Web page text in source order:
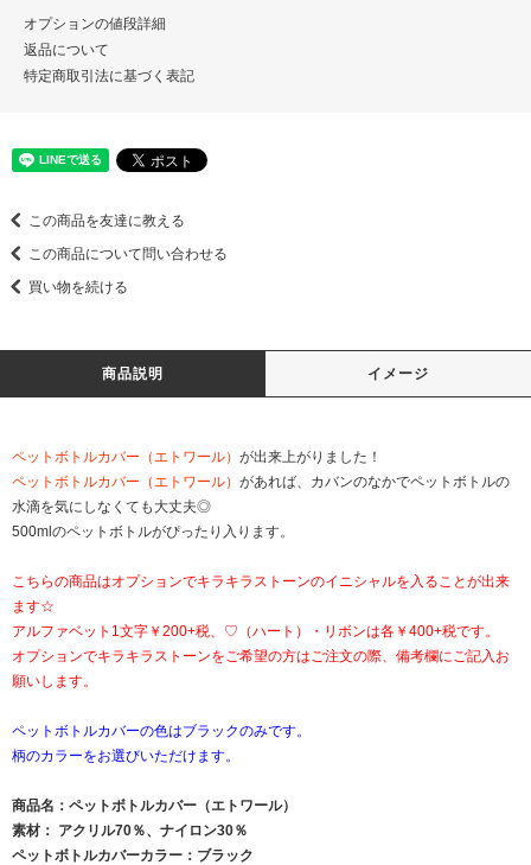
オプションの値段詳細
返品について
特定商取引法に基づく表記
この商品を友達に教える
この商品について問い合わせる
買い物を続ける
商品説明 イメージ
ペットボトルカバー（エトワール） が出来上がりました！
ペットボトルカバー（エトワール） があれば、カバンのなかでペットボトルの
水滴を気にしなくても大丈夫◎
500mlのペットボトルがぴったり入ります。
こちらの商品はオプションでキラキラストーンのイニシャルを入ることが出来
ます☆
アルファベット1文字￥200+税、♡（ハート）・リボンは各￥400+税です。
オプションでキラキラストーンをご希望の方はご注文の際、備考欄にご記入お
願いします。
ペットボトルカバーの色はブラックのみです。
柄のカラーをお選びいただけます。
商品名：ペットボトルカバー（エトワール）
素材： アクリル70％、ナイロン30％
ペットボトルカバーカラー：ブラック